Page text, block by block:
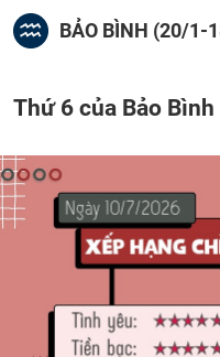
BẢO BÌNH (20/1-
Thứ 6 của Bảo